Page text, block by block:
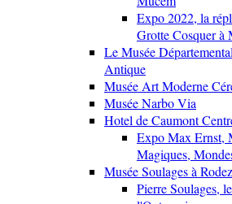
Expo 2022, la
Grotte Cosquer à
Le Musée
Antique
Musée Art Moderne
Musée Narbo Via
Hotel de Caumont
Expo Max Ernst,
Magiques,
Musée Soulages à Rodez
Pierre Soulages,